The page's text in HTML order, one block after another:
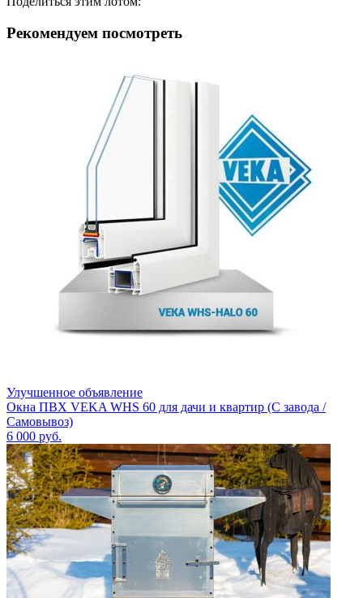
Рекомендуем посмотреть
Улучшенное объявление
Окна ПВХ VEKA WHS 60 для дачи и квартир (С завода /
Самовывоз)
6 000 руб.